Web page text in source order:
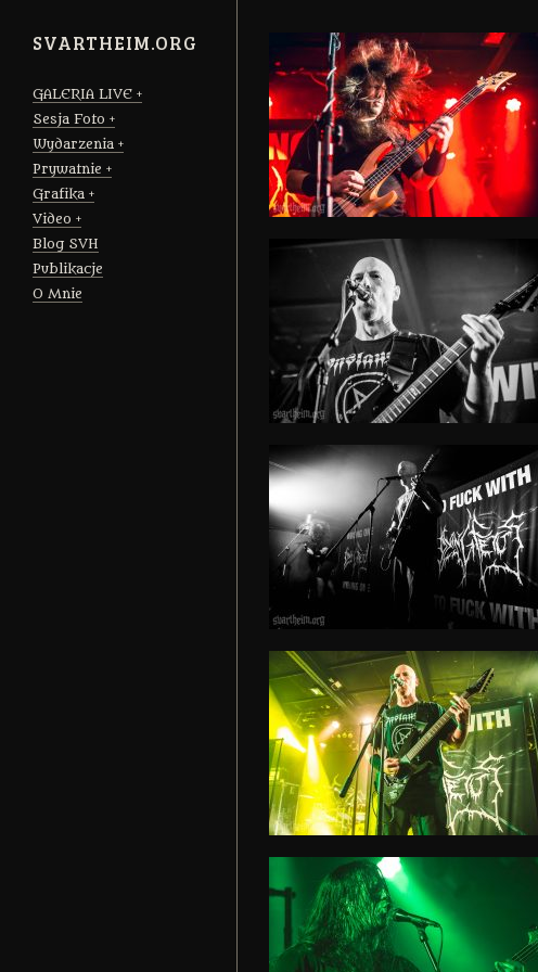
SVARTHEIM.ORG
GALERIA LIVE
Sesja Foto
Wydarzenia
Prywatnie
Grafika
Video
Blog SVH
Publikacje
O Mnie